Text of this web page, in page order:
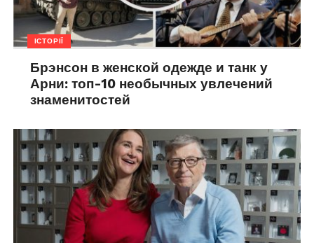
ІСТОРІЇ
Брэнсон в женской одежде и танк у
Арни: топ-10 необычных увлечений
знаменитостей